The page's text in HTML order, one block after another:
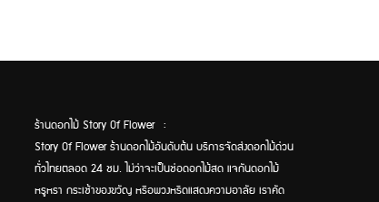
ร้านดอกไม้ Story Of Flower :
Story Of Flower ร้านดอกไม้อันดับต้น บริการจัดส่งดอกไม้ด่วน
ทั่วไทยตลอด 24 ชม. ไม่ว่าจะเป็นช่อดอกไม้สด แจกันดอกไม้
หรูหรา กระเช้าของขวัญ หรือพวงหรีดแสดงความอาลัย เราคัด